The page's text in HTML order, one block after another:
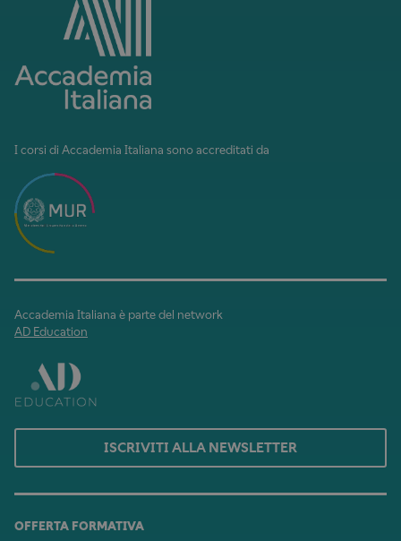
I corsi di Accademia Italiana sono accreditati da
Accademia Italiana è parte del network
AD Education
ISCRIVITI ALLA NEWSLETTER
OFFERTA FORMATIVA